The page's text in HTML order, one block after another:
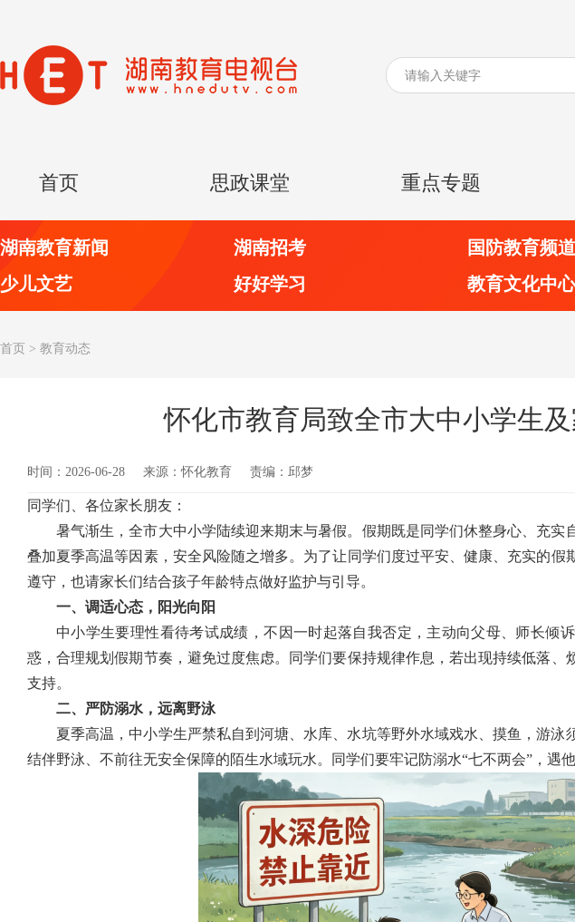
首页 思政课堂 重点专题
湖南教育新闻 湖南招考 国防教育频道
少儿文艺
好好学习 教育文化中心
首页 > 教育动态
怀化市教育局致全市大中小学生
时间：2026-06-28 来源：怀化教育 责编：邱梦
同学们、各位家长朋友：
暑气渐生，全市大中小学陆续迎来期末与暑假。假期既是同学们休整身心、充实
叠加夏季高温等因素，安全风险随之增多。为了让同学们度过平安、健康、充实的
遵守，也请家长们结合孩子年龄特点做好监护与引导。
一、调适心态，阳光向阳
中小学生要理性看待考试成绩，不因一时起落自我否定，主动向父母、师长倾
惑，合理规划假期节奏，避免过度焦虑。同学们要保持规律作息，若出现持续低落、
支持。
二、严防溺水，远离野泳
夏季高温，中小学生严禁私自到河塘、水库、水坑等野外水域戏水、摸鱼，游泳
结伴野泳、不前往无安全保障的陌生水域玩水。同学们要牢记防溺水“七不两会”，遇